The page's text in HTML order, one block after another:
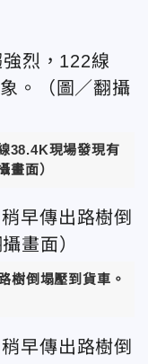
38.4K現場發現有
畫面）
樹倒塌壓到貨車。